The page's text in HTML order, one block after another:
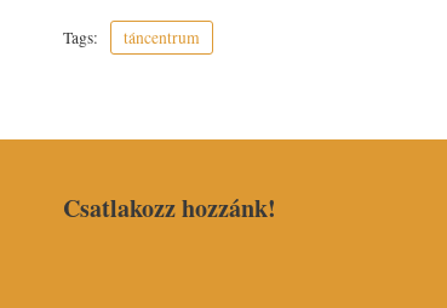
Tags: táncentrum
Csatlakozz hozzánk!